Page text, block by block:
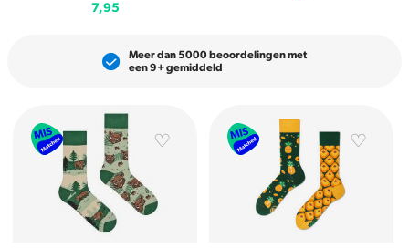
7,95
Meer dan 5000 beoordelingen met
een 9+ gemiddeld